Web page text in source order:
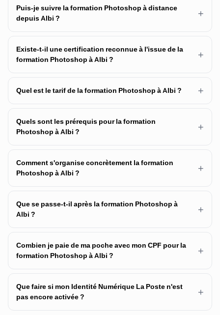
Puis-je suivre la formation Photoshop à distance
depuis Albi ?
+
Existe-t-il une certification reconnue à l'issue de la
formation Photoshop à Albi ?
+
Quel est le tarif de la formation Photoshop à Albi ? +
Quels sont les prérequis pour la formation
Photoshop à Albi ?
+
Comment s'organise concrètement la formation
Photoshop à Albi ?
+
Que se passe-t-il après la formation Photoshop à
Albi ?
+
Combien je paie de ma poche avec mon CPF pour la
formation Photoshop à Albi ?
+
Que faire si mon Identité Numérique La Poste n'est
pas encore activée ?
+